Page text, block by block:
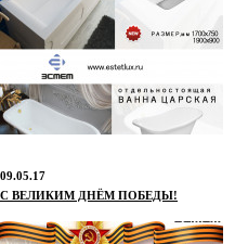
09.05.17
С ВЕЛИКИМ ДНЁМ ПОБЕДЫ!